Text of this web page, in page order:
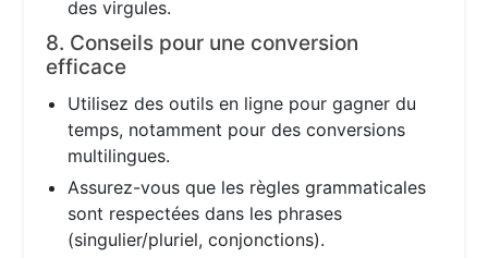
des virgules.
8. Conseils pour une conversion
efficace
Utilisez des outils en ligne pour gagner du
temps, notamment pour des conversions
multilingues.
Assurez-vous que les règles grammaticales
sont respectées dans les phrases
(singulier/pluriel, conjonctions).